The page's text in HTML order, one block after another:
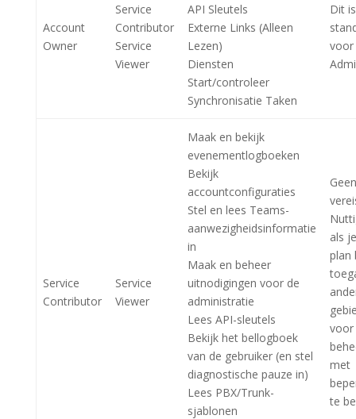
Account
Owner
Service
Contributor
Service
Viewer
API Sleutels
Externe Links (Alleen
Lezen)
Diensten
Start/controleer
Synchronisatie Taken
Dit
voor
Service
Contributor
Service
Viewer
Maak en bekijk
evenementlogboeken
Bekijk
accountconfiguraties
Stel en lees Teams-
aanwezigheidsinformatie
in
Maak en beheer
uitnodigingen voor de
administratie
Lees API-sleutels
Bekijk het bellogboek
van de gebruiker (en stel
diagnostische pauze in)
Lees PBX/Trunk-
sjablonen
Geen
als
plan
voor
met
te